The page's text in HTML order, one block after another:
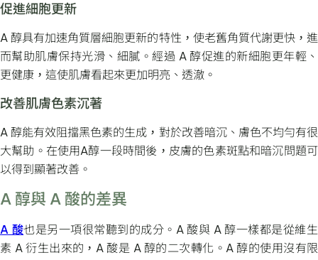
促進細胞更新
A 醇具有加速角質層細胞更新的特性，使老舊角質代謝更快，進
而幫助肌膚保持光滑、細膩。經過 A 醇促進的新細胞更年輕、
更健康，這使肌膚看起來更加明亮、透澈。
改善肌膚色素沉著
A 醇能有效阻擋黑色素的生成，對於改善暗沉、膚色不均勻有很
大幫助。在使用A醇一段時間後，皮膚的色素斑點和暗沉問題可
以得到顯著改善。
A 醇與 A 酸的差異
A 酸也是另一項很常聽到的成分。A 酸與 A 醇一樣都是從維生
素 A 衍生出來的，A 酸是 A 醇的二次轉化。A 醇的使用沒有限